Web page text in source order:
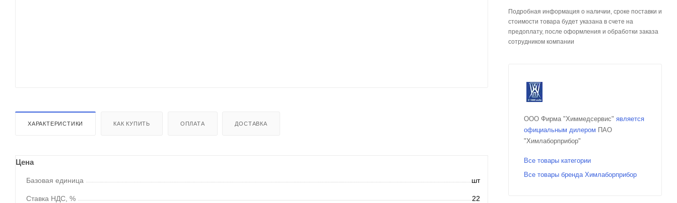
ХАРАКТЕРИСТИКИ КАК КУПИТЬ ОПЛАТА ДОСТАВКА
Цена
Базовая единица шт
Ставка НДС, % 22
Подробная информация о наличии, сроке поставки и
стоимости товара будет указана в счете на
предоплату, после оформления и обработки заказа
сотрудником компании
ООО Фирма "Химмедсервис" является
официальным дилером ПАО
"Химлаборприбор"
Все товары категории
Все товары бренда Химлаборприбор